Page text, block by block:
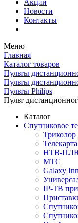
Акции
Новости
Контакты
Меню
Главная
Каталог товаров
Пульты
Пульты
Пульты Philips
Пульт
Каталог
Спутниковое
Триколор
Телекарта
НТВ-
МТС
Galaxy
IP-ТВ